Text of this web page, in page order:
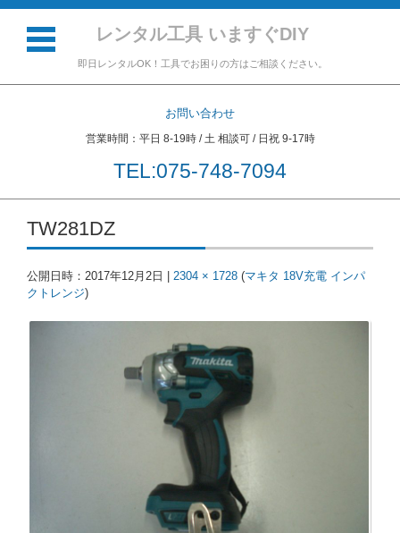
レンタル工具 いますぐDIY
即日レンタルOK！工具でお困りの方はご相談ください。
お問い合わせ
営業時間：平日 8-19時 / 土 相談可 / 日祝 9-17時
TEL:075-748-7094
コンテンツに移動
TW281DZ
公開日時： 2017年12月2日 2304 × 1728 (マキタ 18V充電 インパ
クトレンジ)